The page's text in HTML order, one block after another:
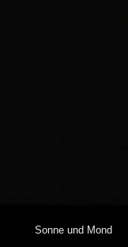
Sonne und Mond